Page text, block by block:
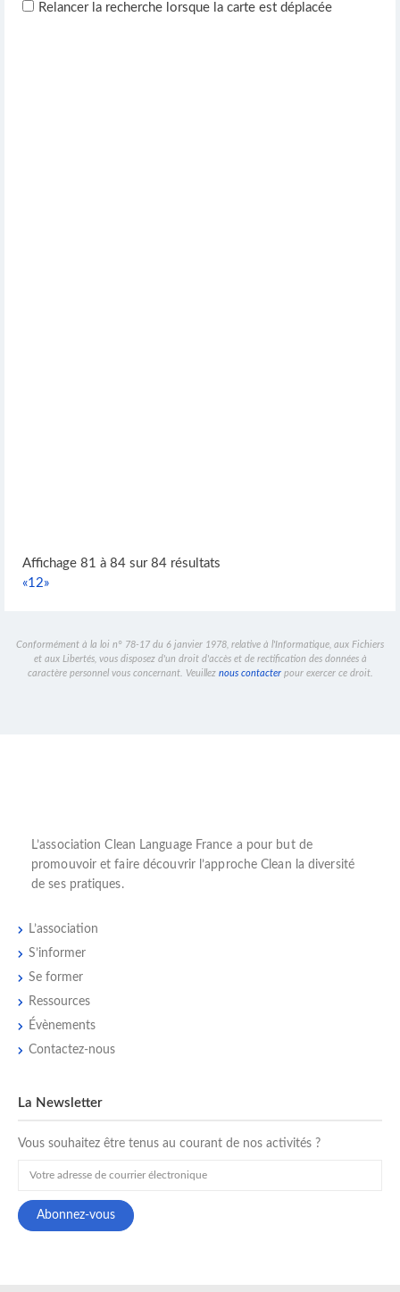
Relancer la recherche lorsque la carte est déplacée
Affichage 81 à 84 sur 84 résultats
«12»
Conformément à la loi n° 78-17 du 6 janvier 1978, relative à l'Informatique, aux Fichiers
et aux Libertés, vous disposez d'un droit d'accès et de rectification des données à
caractère personnel vous concernant. Veuillez nous contacterpour exercer ce droit.
L’association Clean Language France a pour but de
promouvoir et faire découvrir l’approche Clean la diversité
de ses pratiques.
L’association
S’informer
Se former
Ressources
Évènements
Contactez-nous
La Newsletter
Vous souhaitez être tenus au courant de nos activités ?